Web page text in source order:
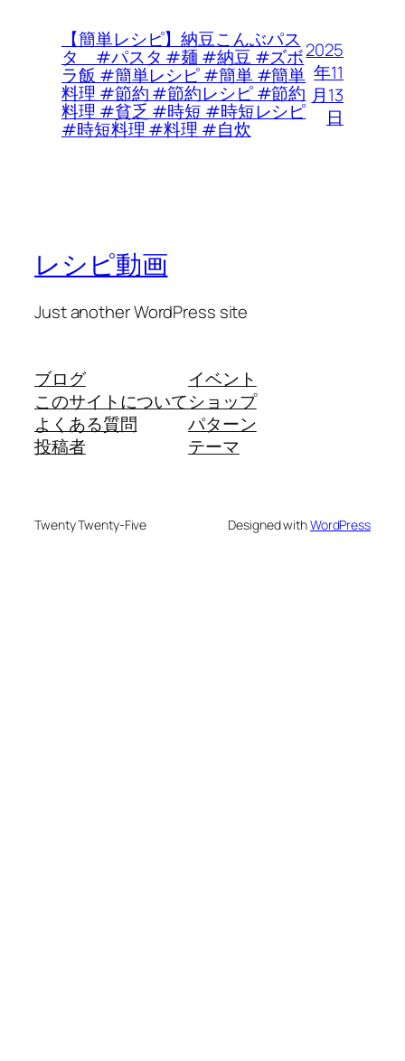
【簡単レシピ】納豆こんぶパス
タ #パスタ #麺 #納豆 #ズボ
ラ飯 #簡単レシピ #簡単 #簡単
料理 #節約 #節約レシピ #節約
料理 #貧乏 #時短 #時短レシピ
#時短料理 #料理 #自炊
2025
年11
月13
日
レシピ動画
Just another WordPress site
ブログ
このサイトについて
よくある質問
投稿者
イベント
ショップ
パターン
テーマ
Twenty Twenty-Five Designed withWordPress